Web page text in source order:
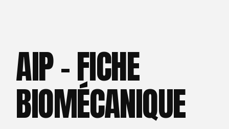
AIP – FICHE
BIOMÉCANIQUE